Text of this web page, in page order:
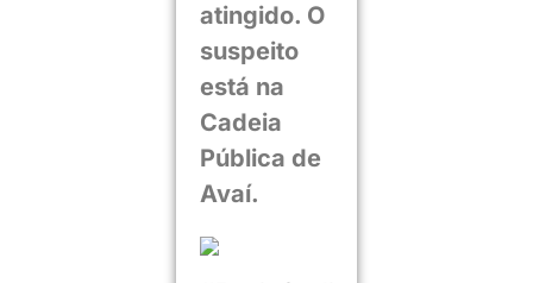
atingido. O
suspeito
está na
Cadeia
Pública de
Avaí.